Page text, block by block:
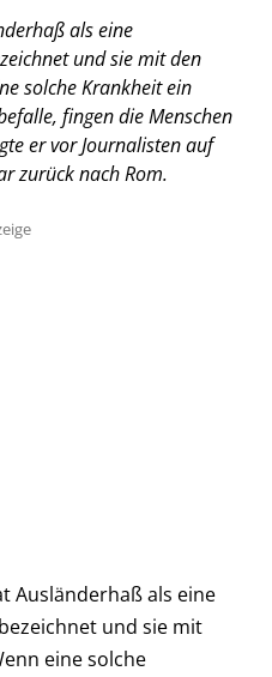
als eine
und sie mit den
solche Krankheit ein
fingen die Menschen
er vor Journalisten auf
zurück nach Rom.
Ausländerhaß als eine
und sie mit
eine solche